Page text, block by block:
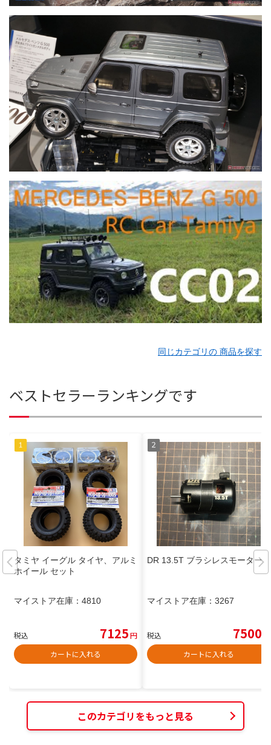
同じカテゴリの 商品を探す
ベストセラーランキングです
タミヤ イーグル タイヤ、アルミ
ホイール セット
マイストア在庫： 4810
税込 7125円
カートに入れる
DR 13.5T ブラシレスモーター
マイストア在庫： 3267
税込 7500
カートに入れる
このカテゴリをもっと見る